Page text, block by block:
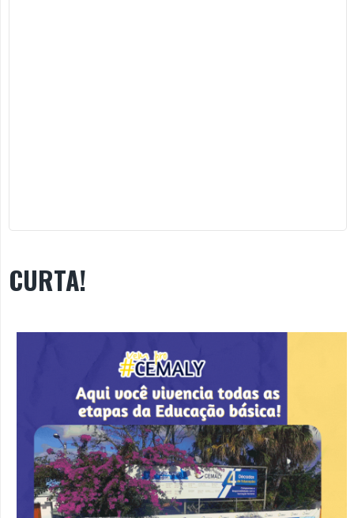
CURTA!